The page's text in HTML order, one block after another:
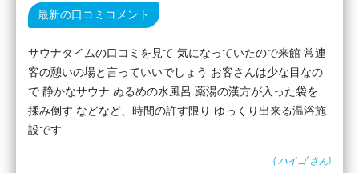
最新の口コミコメント
サウナタイムの口コミを見て 気になっていたので来館 常連
客の憩いの場と言っていいでしょう お客さんは少な目なの
で 静かなサウナ ぬるめの水風呂 薬湯の漢方が入った袋を
揉み倒す などなど、時間の許す限り ゆっくり出来る温浴施
設です
( ハイゴ さん)